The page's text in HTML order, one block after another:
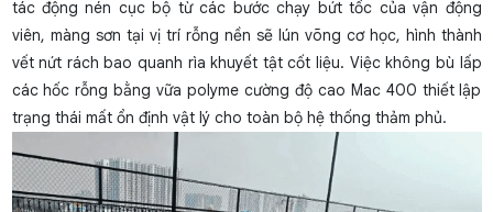
tác động nén cục bộ từ các bước chạy bứt tốc của vận động
viên, màng sơn tại vị trí rỗng nền sẽ lún võng cơ học, hình thành
vết nứt rách bao quanh rìa khuyết tật cốt liệu. Việc không bù lấp
các hốc rỗng bằng vữa polyme cường độ cao Mac 400 thiết lập
trạng thái mất ổn định vật lý cho toàn bộ hệ thống thảm phủ.